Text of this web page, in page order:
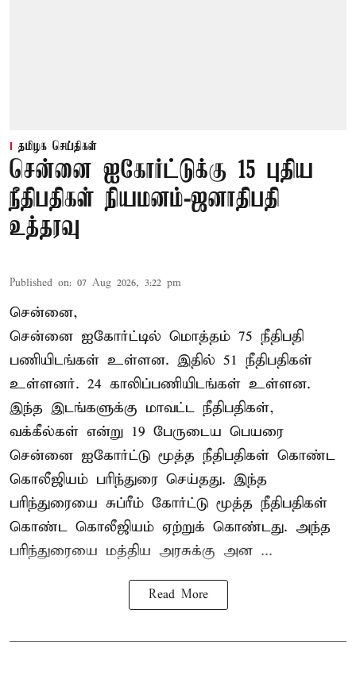
தமிழக செய்திகள்
சென்னை ஐகோர்ட்டுக்கு 15 புதிய
நீதிபதிகள் நியமனம்-ஜனாதிபதி
உத்தரவு
Published on: 07 Aug 2026, 3:22 pm
சென்னை,
சென்னை ஐகோர்ட்டில் மொத்தம் 75 நீதிபதி
பணியிடங்கள் உள்ளன. இதில் 51 நீதிபதிகள்
உள்ளனர். 24 காலிப்பணியிடங்கள் உள்ளன.
இந்த இடங்களுக்கு மாவட்ட நீதிபதிகள்,
வக்கீல்கள் என்று 19 பேருடைய பெயரை
சென்னை ஐகோர்ட்டு மூத்த நீதிபதிகள் கொண்ட
கொலீஜியம் பரிந்துரை செய்தது. இந்த
பரிந்துரையை சுப்ரீம் கோர்ட்டு மூத்த நீதிபதிகள்
கொண்ட கொலீஜியம் ஏற்றுக் கொண்டது. அந்த
பரிந்துரையை மத்திய அரசுக்கு அன ...
Read More